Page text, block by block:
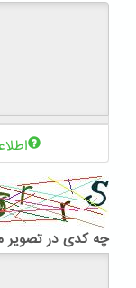
چه کدی در تصویر